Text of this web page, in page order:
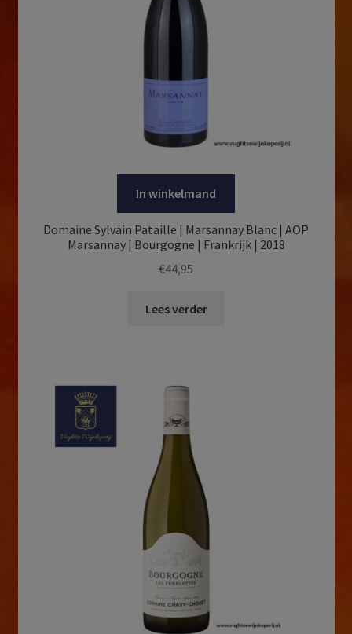
In winkelmand
Domaine Sylvain Pataille | Marsannay Blanc | AOP
Marsannay | Bourgogne | Frankrijk | 2018
€44,95
Lees verder